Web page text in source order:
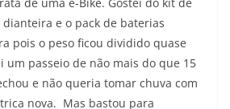
e o pack de baterias
pois o peso ficou dividido quase
um passeio de não mais do que 15
e não queria tomar chuva com
nova. Mas bastou para